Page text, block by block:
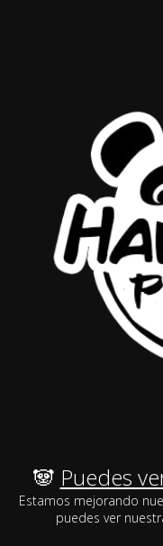
🐼 Puedes
Estamos mejorando
puedes ver